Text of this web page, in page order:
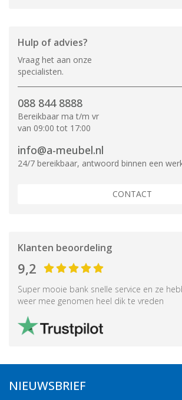
Hulp of advies?
Vraag het aan onze
specialisten.
088 844 8888
Bereikbaar ma t/m vr
van 09:00 tot 17:00
info@a-meubel.nl
24/7 bereikbaar, antwoord binnen een
CONTACT
Klanten beoordeling
9,2
Super mooie bank snelle service en ze
weer mee genomen heel dik te vreden
NIEUWSBRIEF